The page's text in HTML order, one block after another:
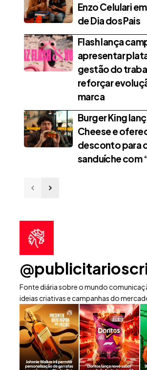
Enzo Celulari
de Dia dos Pais
Flash lança
apresentar
gestão do
reforçar
marca
Burger King
Cheese e
desconto para
sanduíche com
Fonte diária sobre o mundo
ideias criativas e campanhas do